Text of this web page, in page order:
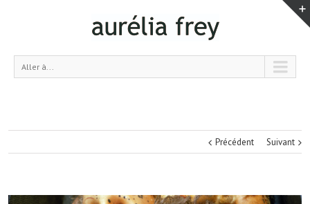
Aller à...
Précédent Suivant